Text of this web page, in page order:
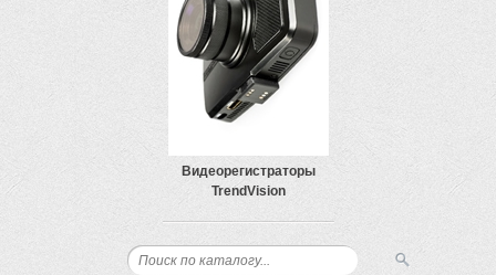
Видеорегистраторы
TrendVision